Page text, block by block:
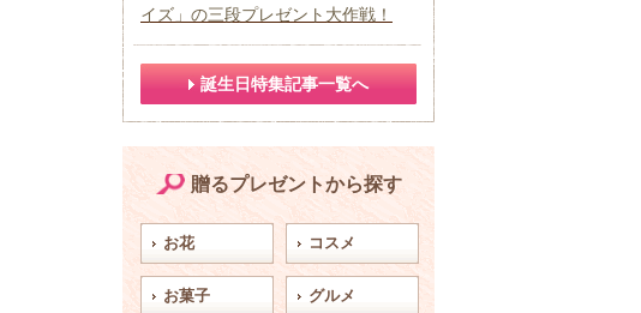
イズ」の三段プレゼント大作戦！
誕生日特集記事一覧へ
贈るプレゼントから探す
お花 コスメ
お菓子 グルメ